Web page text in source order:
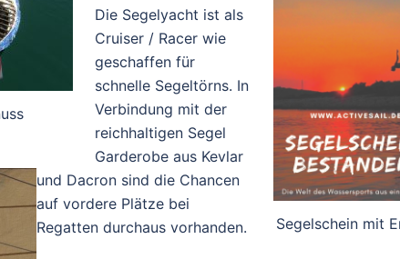
Segelschein
Die Segelyacht ist als
Cruiser / Racer wie
geschaffen für
schnelle Segeltörns. In
Verbindung mit der
reichhaltigen Segel
Garderobe aus Kevlar
und Dacron sind die Chancen
auf vordere Plätze bei
Regatten durchaus vorhanden.